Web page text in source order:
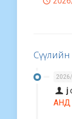
Сүүлийн
j
АНД